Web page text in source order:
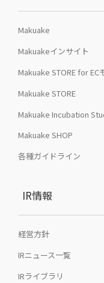
Makuake
Makuakeインサイト
Makuake STORE for EC
Makuake STORE
Makuake Incubation
Makuake SHOP
各種ガイドライン
IR情報
経営方針
IRニュース一覧
IRライブラリ